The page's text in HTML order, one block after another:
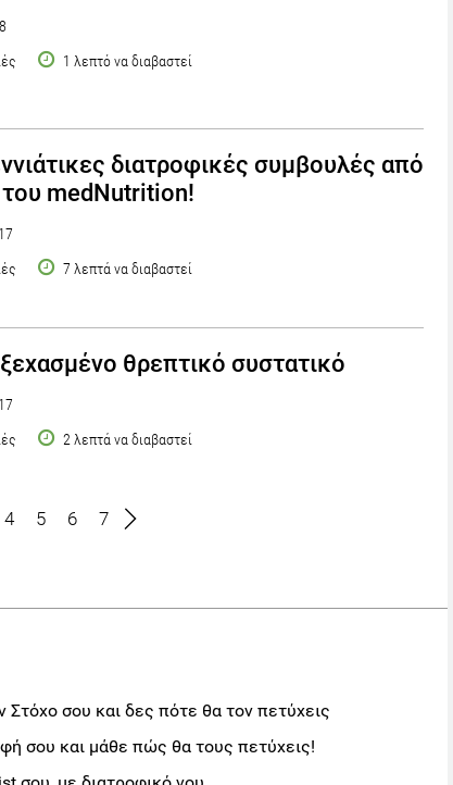
1 λεπτό να διαβαστεί
διατροφικές συμβουλές από
medNutrition!
7 λεπτά να διαβαστεί
θρεπτικό συστατικό
2 λεπτά να διαβαστεί
4 5 6 7
Στόχο σου και δες πότε θα τον πετύχεις
σου και μάθε πώς θα τους πετύχεις!